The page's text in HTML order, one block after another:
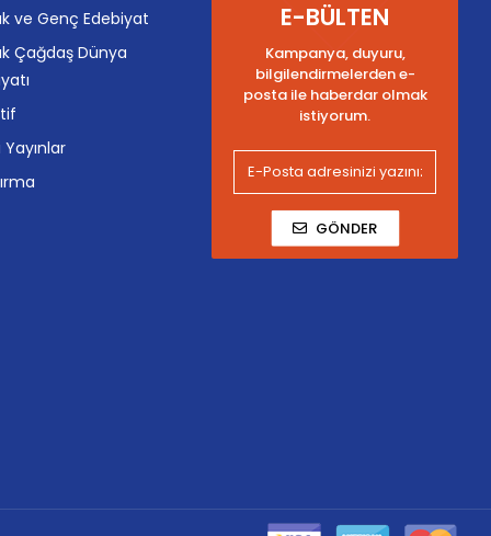
ve Genç Edebiyat
Çağdaş Dünya
Yayınlar
E-BÜLTEN
Kampanya, duyuru,
bilgilendirmelerden e-
posta ile haberdar olmak
istiyorum.
GÖNDER